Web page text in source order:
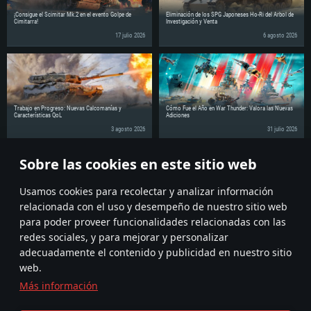
Sobre las cookies en este sitio web
Usamos cookies para recolectar y analizar información
relacionada con el uso y desempeño de nuestro sitio web
para poder proveer funcionalidades relacionadas con las
redes sociales, y para mejorar y personalizar
adecuadamente el contenido y publicidad en nuestro sitio
web.
Más información
Red: Conexión a Internet de banda ancha
Disco Duro: 75.9 GB (Cliente Completo)
Disco Duro: 62.2 GB (Cliente Completo)
de 6 meses) / AMD similar (Radeon RX 570) con los últimos controladores
propietarios (no más de 6 meses) con soporte Vulkan.
Red: Conexión a Internet de banda ancha
Disco Duro: 62.2 GB (Cliente Completo)
¡Consigue el Scimitar Mk.2 en el evento Golpe de
Cimitarra!
17 julio 2026
Eliminación de los SPG Japoneses Ho-Ri del Árbol de
Investigación y Venta
6 agosto 2026
Trabajo en Progreso: Nuevas Calcomanías y
Características QoL
3 agosto 2026
Cómo Fue el Año en War Thunder: Valora las Nuevas
Adiciones
31 julio 2026
¡Comparte la noticia con tus amigos!
Discuss on the Forums
Términos y Condiciones Ajustes de cookies